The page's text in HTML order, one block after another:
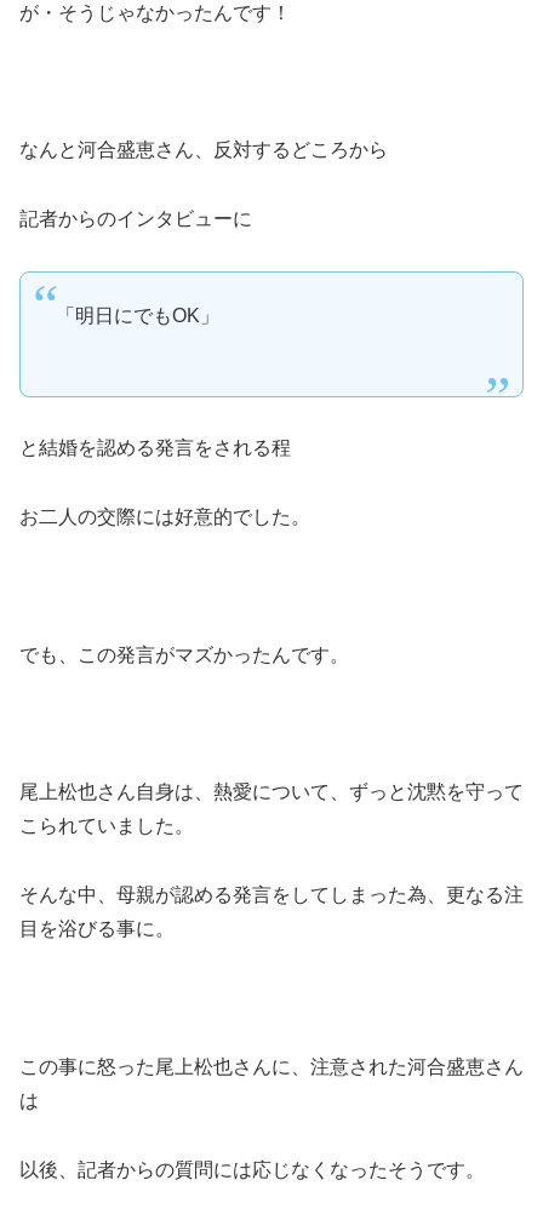
が・そうじゃなかったんです！
なんと河合盛恵さん、反対するどころから
記者からのインタビューに
「明日にでもOK」
と結婚を認める発言をされる程
お二人の交際には好意的でした。
でも、この発言がマズかったんです。
尾上松也さん自身は、熱愛について、ずっと沈黙を守って
こられていました。
そんな中、母親が認める発言をしてしまった為、更なる注
目を浴びる事に。
この事に怒った尾上松也さんに、注意された河合盛恵さん
は
以後、記者からの質問には応じなくなったそうです。